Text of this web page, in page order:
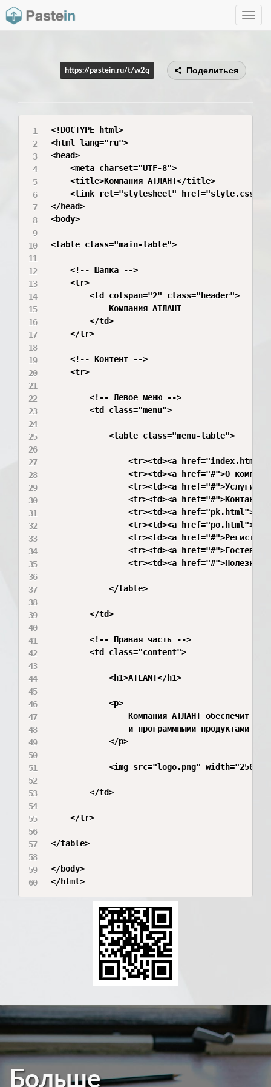
Toggle
https://pastein.ru/t/w2q Поделиться
<!DOCTYPE html>
<html lang="ru">
<head>
    <meta charset="UTF-8">
    <title>Компания АТЛАНТ</title>
    <link rel="stylesheet" href="style.css">
</head>
<body>
<table class="main-table">
    <!-- Шапка -->
    <tr>
        <td colspan="2" class="header">
            Компания АТЛАНТ
        </td>
    </tr>
    <!-- Контент -->
    <tr>
        <!-- Левое меню -->
        <td class="menu">
            <table class="menu-table">
<tr><td><a
<tr><td><a href="#">О
<tr><td><a href="#">Услуги</
<tr><td><a
<tr><td><a
<tr><td><a
<tr><td><a
<tr><td><a href="#">Гостевая
<tr><td><a href="#">Полезные
            </table>
        </td>
        <!-- Правая часть -->
        <td class="content">
            <h1>ATLANT</h1>
            <p>
Компания АТЛАНТ обеспечит
и программными продуктами на
            </p>
            <img src="logo.png" width="250">
        </td>
    </tr>
</table>
</body>
</html>
Больше